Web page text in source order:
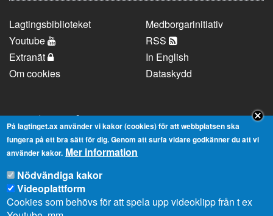
Lagtingsbiblioteket
Medborgarinitiativ
Youtube
RSS
Extranät
In English
Om cookies
Dataskydd
Kontaktuppgifter
Strandgatan 37, AX-22100 Mariehamn
Telefonnummer:
+358 18 25000
E-
post:
info@lagtinget.ax
Fler:
Kontakta lagtingets kansli
På lagtinget.ax använder vi kakor (cookies) för att webbplatsen ska
fungera på ett bra sätt för dig. Genom att surfa vidare godkänner du att vi
använder kakor. Mer information
Nödvändiga kakor
Videoplattform
Cookies som behövs för att spela upp videoklipp från t ex